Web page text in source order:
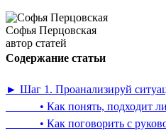
Софья Перцовская
автор статей
Содержание статьи
► Шаг 1. Проанализируй
• Как понять, подходит ли
• Как поговорить с